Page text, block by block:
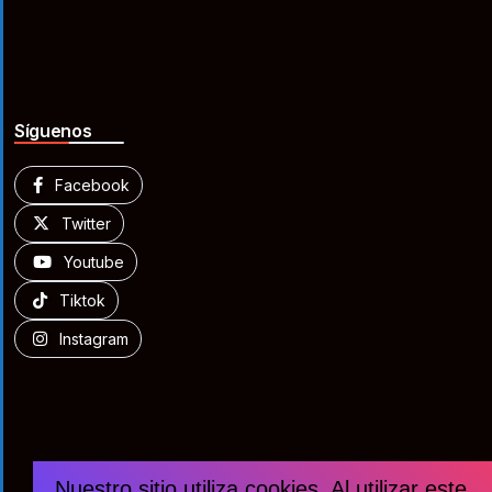
Síguenos
Facebook
Twitter
Youtube
Tiktok
Instagram